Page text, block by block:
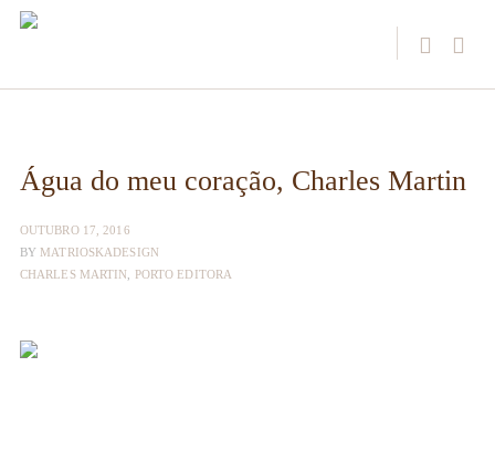
Água do meu coração, Charles Martin
OUTUBRO 17, 2016
BY MATRIOSKADESIGN
CHARLES MARTIN
PORTO EDITORA